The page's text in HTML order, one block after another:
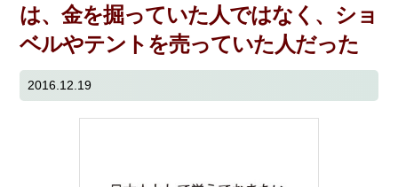
は、金を掘っていた人ではなく、ショ
ベルやテントを売っていた人だった
2016.12.19